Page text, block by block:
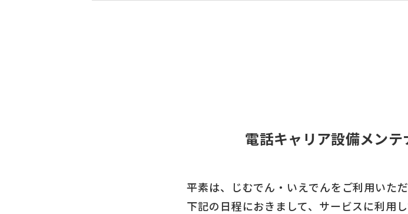
電話キャリア設備メン
平素は、じむでん・いえでんをご利用いた
下記の日程におきまして、サービスに利用